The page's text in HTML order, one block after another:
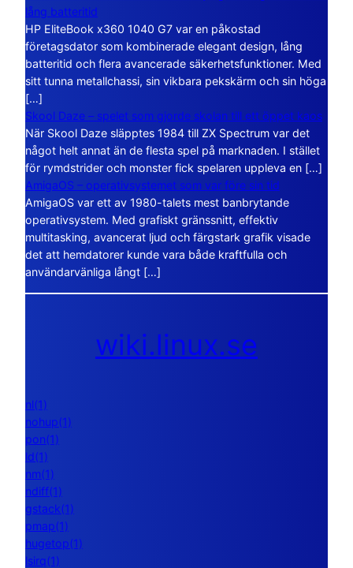
lång batteritid
HP EliteBook x360 1040 G7 var en påkostad
företagsdator som kombinerade elegant design, lång
batteritid och flera avancerade säkerhetsfunktioner. Med
sitt tunna metallchassi, sin vikbara pekskärm och sin höga
[…]
Skool Daze – spelet som gjorde skolan till ett öppet kaos
När Skool Daze släpptes 1984 till ZX Spectrum var det
något helt annat än de flesta spel på marknaden. I stället
för rymdstrider och monster fick spelaren uppleva en […]
AmigaOS – operativsystemet som var före sin tid
AmigaOS var ett av 1980-talets mest banbrytande
operativsystem. Med grafiskt gränssnitt, effektiv
multitasking, avancerat ljud och färgstark grafik visade
det att hemdatorer kunde vara både kraftfulla och
användarvänliga långt […]
wiki.linux.se
nl(1)
nohup(1)
pon(1)
ld(1)
nm(1)
ndiff(1)
gstack(1)
pmap(1)
hugetop(1)
lsirq(1)